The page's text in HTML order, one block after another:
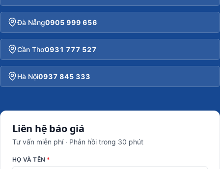
Đà Nẵng0905 999 656
Cần Thơ0931 777 527
Hà Nội0937 845 333
Liên hệ báo giá
Tư vấn miễn phí · Phản hồi trong 30 phút
HỌ VÀ TÊN *